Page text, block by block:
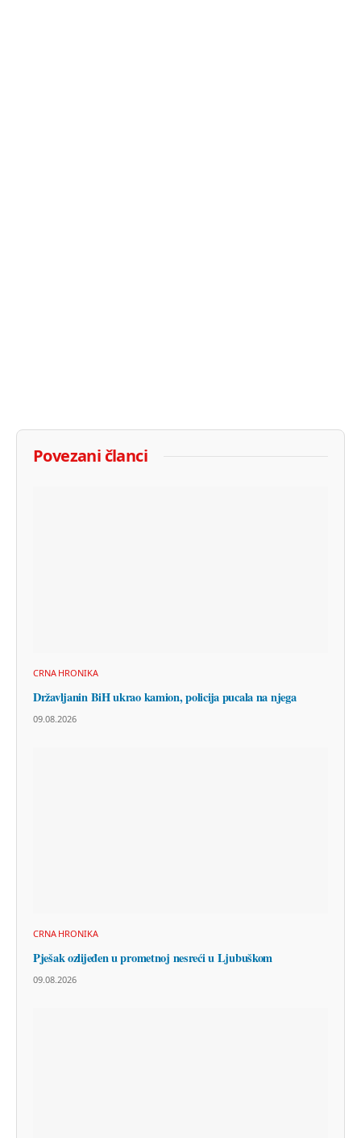
Povezani članci
CRNA HRONIKA
Državljanin BiH ukrao kamion, policija pucala na njega
09.08.2026
CRNA HRONIKA
Pješak ozlijeđen u prometnoj nesreći u Ljubuškom
09.08.2026